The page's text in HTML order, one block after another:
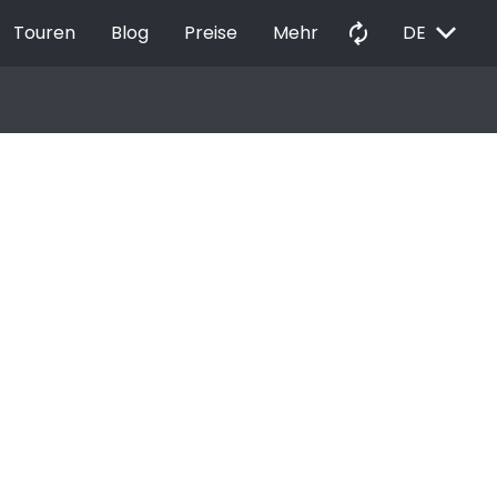
Touren Blog Preise Mehr autorenew DE EXPAND_MORE